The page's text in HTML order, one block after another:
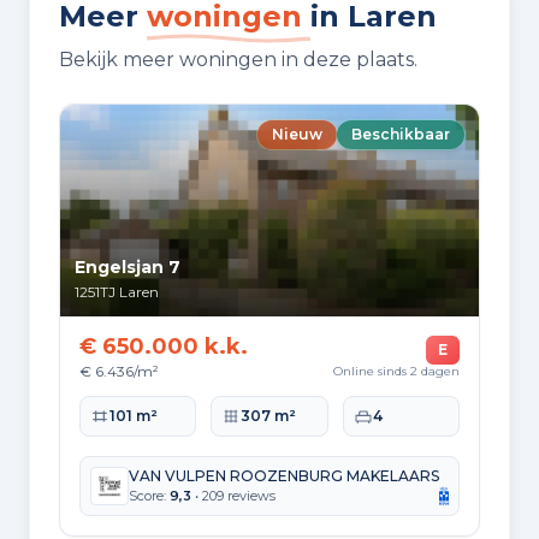
omgeving, in woonwijk en open
ligging
Achtertuin en voortuin
TUIN LIGGING
Gelegen op het oosten bereikbaar
via achterom
PARKEREN
Openbaar parkeren
Niet aanwezig, wel mogelijk
Meer woningen in Laren
Bekijk meer woningen in deze plaats.
Nieuw Beschikbaar
Engelsjan 7
1251TJ Laren
€ 650.000 k.k.
€ 6.436/m²
E
Online sinds 2 dagen
Woonoppervlakte
101 m² Perceeloppervlakte
307 m² Slaapkamers
4
VAN VULPEN ROOZENBURG MAKELAARS
Score: 9,3 • 209 reviews